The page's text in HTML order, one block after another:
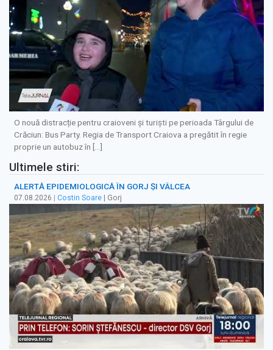
O nouă distracție pentru craioveni și turiști pe perioada Târgului de
Crăciun: Bus Party. Regia de Transport Craiova a pregătit în regie
proprie un autobuz în […]
Ultimele stiri:
ALERTĂ EPIDEMIOLOGICĂ ÎN GORJ ȘI VÂLCEA
07.08.2026 | Costin Soare | Gorj